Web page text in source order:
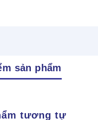
sản phẩm
tương tự